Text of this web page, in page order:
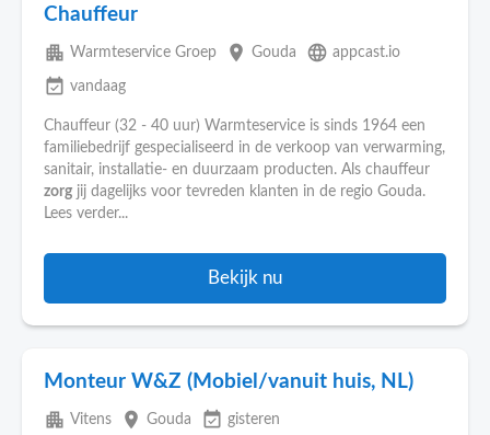
Chauffeur
apartment Warmteservice Groep place Gouda language appcast.io
event_available vandaag
Chauffeur (32 - 40 uur) Warmteservice is sinds 1964 een
familiebedrijf gespecialiseerd in de verkoop van verwarming,
sanitair, installatie- en duurzaam producten. Als chauffeur
zorg jij dagelijks voor tevreden klanten in de regio Gouda.
Lees verder...
Bekijk nu
Monteur W&Z (Mobiel/vanuit huis, NL)
apartment Vitens place Gouda event_available gisteren